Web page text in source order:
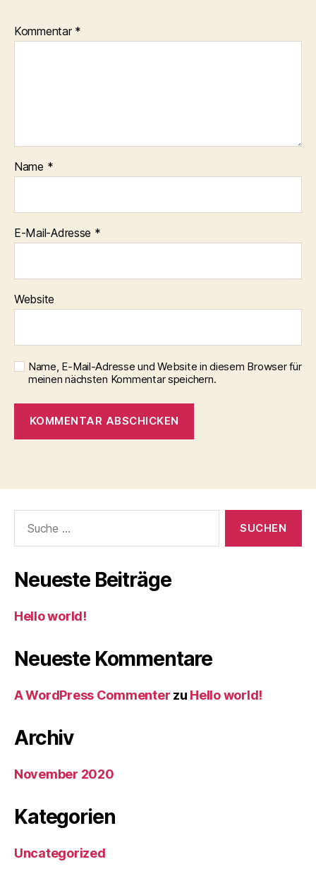
Kommentar *
Name *
E-Mail-Adresse *
Website
Name, E-Mail-Adresse und Website in diesem Browser für
meinen nächsten Kommentar speichern.
nach:
Neueste Beiträge
Hello world!
Neueste Kommentare
A WordPress Commenter zu Hello world!
Archiv
November 2020
Kategorien
Uncategorized